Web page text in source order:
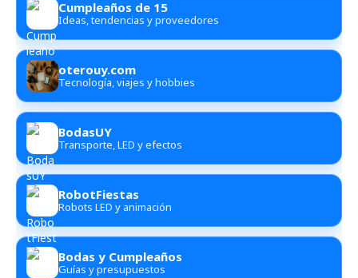
Cumpleaños de 15
Ideas, tendencias y proveedores
oterouy.com
Tecnología, viajes y hobbies
BodasUY
Transporte, LED y efectos
RobotFiestas
Robots LED y animación
Bodas y Cumpleaños
Guías y presupuestos